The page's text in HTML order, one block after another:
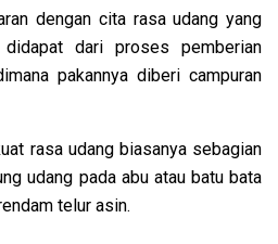
dengan cita rasa udang yang
didapat dari proses pemberian
pakannya diberi campuran
rasa udang biasanya sebagian
udang pada abu atau batu bata
telur asin.